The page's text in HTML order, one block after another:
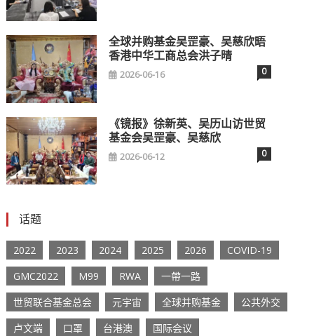
全球并购基金吴罡豪、吴慈欣晤
香港中华工商总会洪子晴
2026-06-16 0
《镜报》徐新英、吴历山访世贸
基金会吴罡豪、吴慈欣
2026-06-12 0
话题
2022 2023 2024 2025 2026
COVID-19
GMC2022
M99 RWA
一帶一路
世贸联合基金总会
元宇宙 全球并购基金
公共外交
卢文端
口罩 台港澳
国际会议